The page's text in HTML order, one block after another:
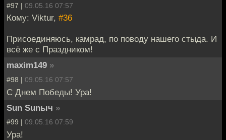
#97 | 09.05.16 07:57
Кому: Viktur, #36
Присоединяюсь, камрад, по поводу нашего стыда. И
всё же с Праздником!
maxim149 »
#98 | 09.05.16 07:57
С Днем Победы! Ура!
Sun Sunыч »
#99 | 09.05.16 07:59
Ура!